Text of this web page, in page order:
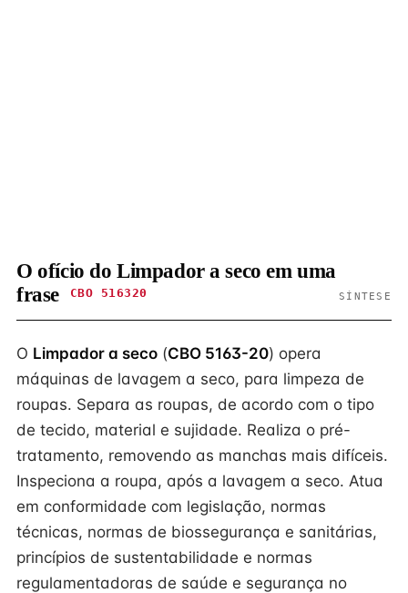
O ofício do Limpador a seco em uma
frase
CBO 516320 SÍNTESE
O Limpador a seco (CBO 5163-20) opera
máquinas de lavagem a seco, para limpeza de
roupas. Separa as roupas, de acordo com o tipo
de tecido, material e sujidade. Realiza o pré-
tratamento, removendo as manchas mais difíceis.
Inspeciona a roupa, após a lavagem a seco. Atua
em conformidade com legislação, normas
técnicas, normas de biossegurança e sanitárias,
princípios de sustentabilidade e normas
regulamentadoras de saúde e segurança no